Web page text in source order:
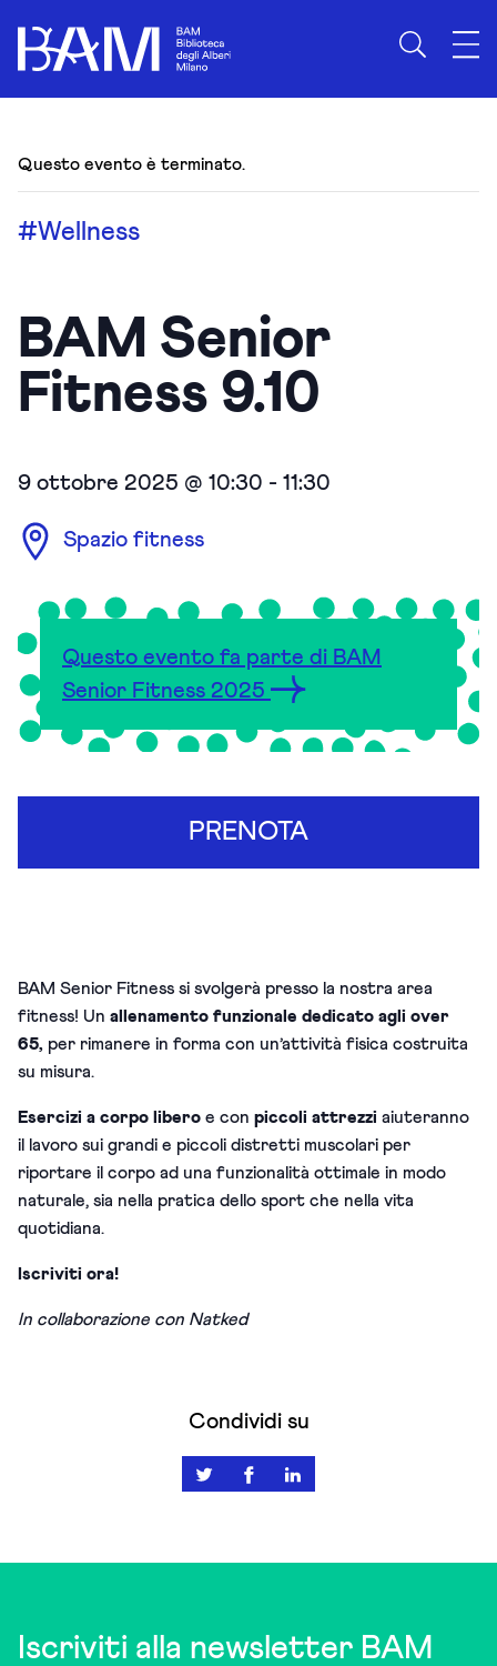
Questo evento è terminato.
#Wellness
BAM Senior
Fitness 9.10
BAM Senior Fitness si svolgerà presso la nostra area
fitness! Un allenamento funzionale dedicato agli over
65, per rimanere in forma con un’attività fisica costruita
su misura.
Esercizi a corpo libero e con piccoli attrezzi aiuteranno
il lavoro sui grandi e piccoli distretti muscolari per
riportare il corpo ad una funzionalità ottimale in modo
naturale, sia nella pratica dello sport che nella vita
quotidiana.
Iscriviti ora!
In collaborazione con Natked
9 ottobre 2025 @ 10:30 - 11:30
Spazio fitness
Questo evento fa parte di BAM
Senior Fitness 2025
PRENOTA
Condividi su
Iscriviti alla newsletter BAM